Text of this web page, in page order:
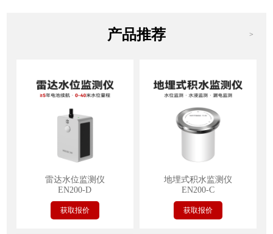
产品推荐 >
雷达水位监测仪
EN200-D
获取报价
地埋式积水监测仪
EN200-C
获取报价